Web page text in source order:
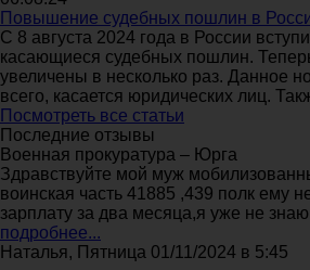
Повышение судебных пошлин в
С 8 августа 2024 года в России
касающиеся судебных пошлин.
увеличены в несколько раз. Данное
всего, касается юридических лиц.
Посмотреть все статьи
Последние отзывы
Военная прокуратура – Юрга
Здравствуйте мой муж
воинская часть 41885 ,439 полк ему
зарплату за два месяца,я уже не знаю
подробнее...
Наталья, Пятница 01/11/2024 в 5:45